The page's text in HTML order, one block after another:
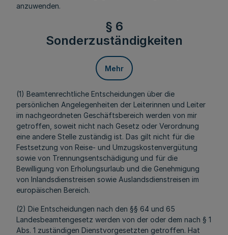
anzuwenden.
§ 6
Sonderzuständigkeiten
Mehr
(1) Beamtenrechtliche Entscheidungen über die
persönlichen Angelegenheiten der Leiterinnen und Leiter
im nachgeordneten Geschäftsbereich werden von mir
getroffen, soweit nicht nach Gesetz oder Verordnung
eine andere Stelle zuständig ist. Das gilt nicht für die
Festsetzung von Reise- und Umzugskostenvergütung
sowie von Trennungsentschädigung und für die
Bewilligung von Erholungsurlaub und die Genehmigung
von Inlandsdienstreisen sowie Auslandsdienstreisen im
europäischen Bereich.
(2) Die Entscheidungen nach den §§ 64 und 65
Landesbeamtengesetz werden von der oder dem nach § 1
Abs. 1 zuständigen Dienstvorgesetzten getroffen. Hat